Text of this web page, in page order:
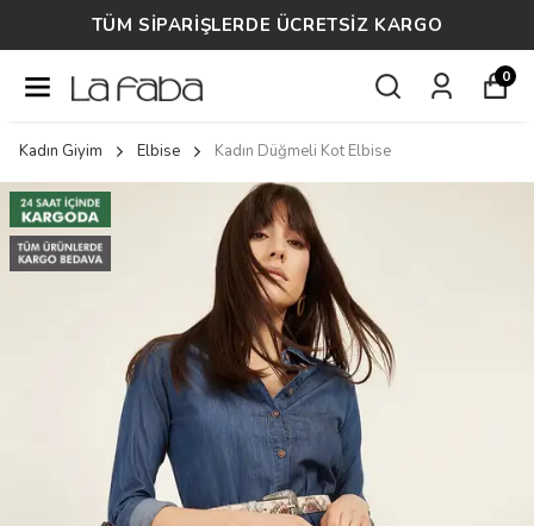
TÜM SİPARİŞLERDE ÜCRETSİZ KARGO
0
Kadın Giyim Elbise Kadın Düğmeli Kot Elbise